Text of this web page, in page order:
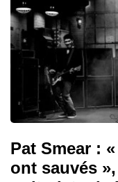
Pat Smear :
ont sauvés